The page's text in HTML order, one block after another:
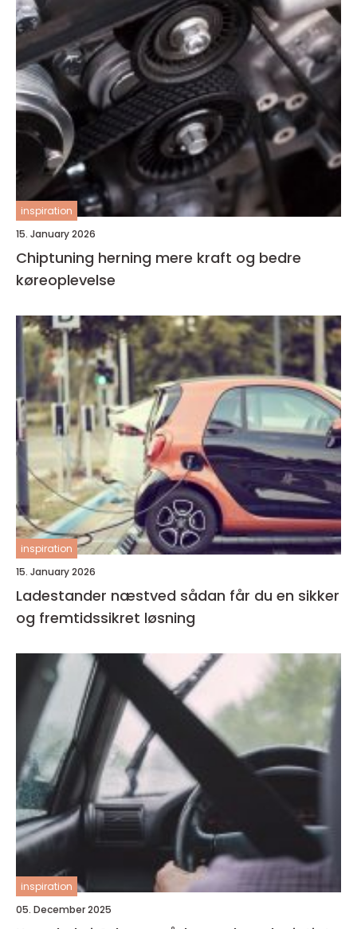
inspiration
15. January 2026
Chiptuning herning mere kraft og bedre
køreoplevelse
inspiration
15. January 2026
Ladestander næstved sådan får du en sikker
og fremtidssikret løsning
inspiration
05. December 2025